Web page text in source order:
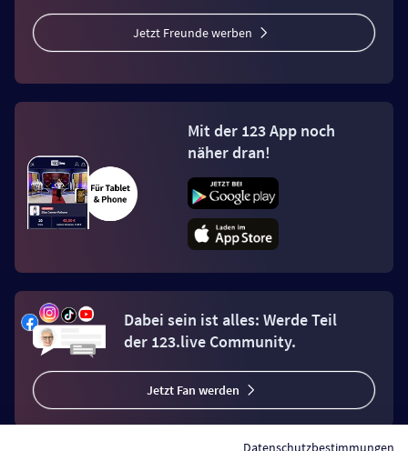
Jetzt Freunde werben
Mit der 123 App noch
näher dran!
Dabei sein ist alles: Werde Teil
der 123.live Community.
Jetzt Fan werden
Datenschutzbestimmungen